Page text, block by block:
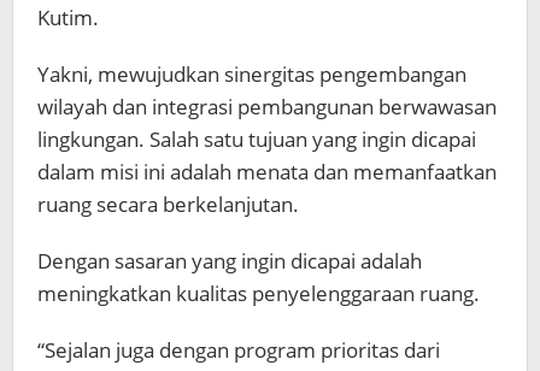
Kutim.
Yakni, mewujudkan sinergitas pengembangan
wilayah dan integrasi pembangunan berwawasan
lingkungan. Salah satu tujuan yang ingin dicapai
dalam misi ini adalah menata dan memanfaatkan
ruang secara berkelanjutan.
Dengan sasaran yang ingin dicapai adalah
meningkatkan kualitas penyelenggaraan ruang.
“Sejalan juga dengan program prioritas dari